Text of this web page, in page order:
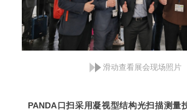
滑动查看展会现场照片
PANDA口扫采用凝视型结构光扫描测量